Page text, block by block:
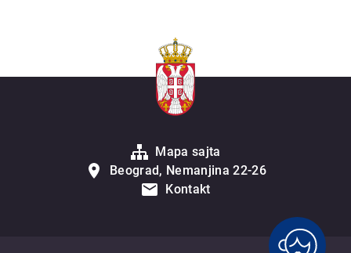
Mapa sajta
Beograd, Nemanjina 22-26
Kontakt